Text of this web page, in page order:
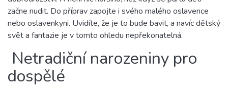
začne nudit. Do příprav zapojte i svého malého oslavence
nebo oslavenkyni. Uvidíte, že je to bude bavit, a navíc dětský
svět a fantazie je v tomto ohledu nepřekonatelná.
Netradiční narozeniny pro
dospělé